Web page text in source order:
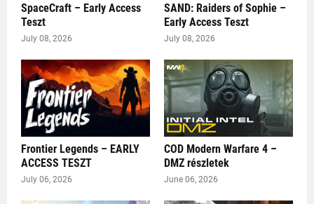
SpaceCraft – Early Access
Teszt
July 08, 2026
SAND: Raiders of Sophie –
Early Access Teszt
July 08, 2026
Frontier Legends – EARLY
ACCESS TESZT
July 06, 2026
COD Modern Warfare 4 –
DMZ részletek
June 06, 2026